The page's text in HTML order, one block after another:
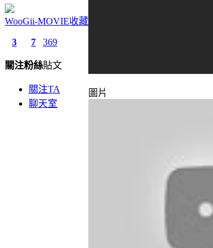
WooGii-MOVIE收藏
3
關注
7
粉絲
369
貼文
關注TA
聊天室
圖片